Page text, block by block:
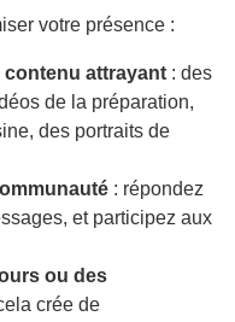
votre présence :
contenu attrayant : des
de la préparation,
des portraits de
: répondez
et participez aux
ou des
crée de